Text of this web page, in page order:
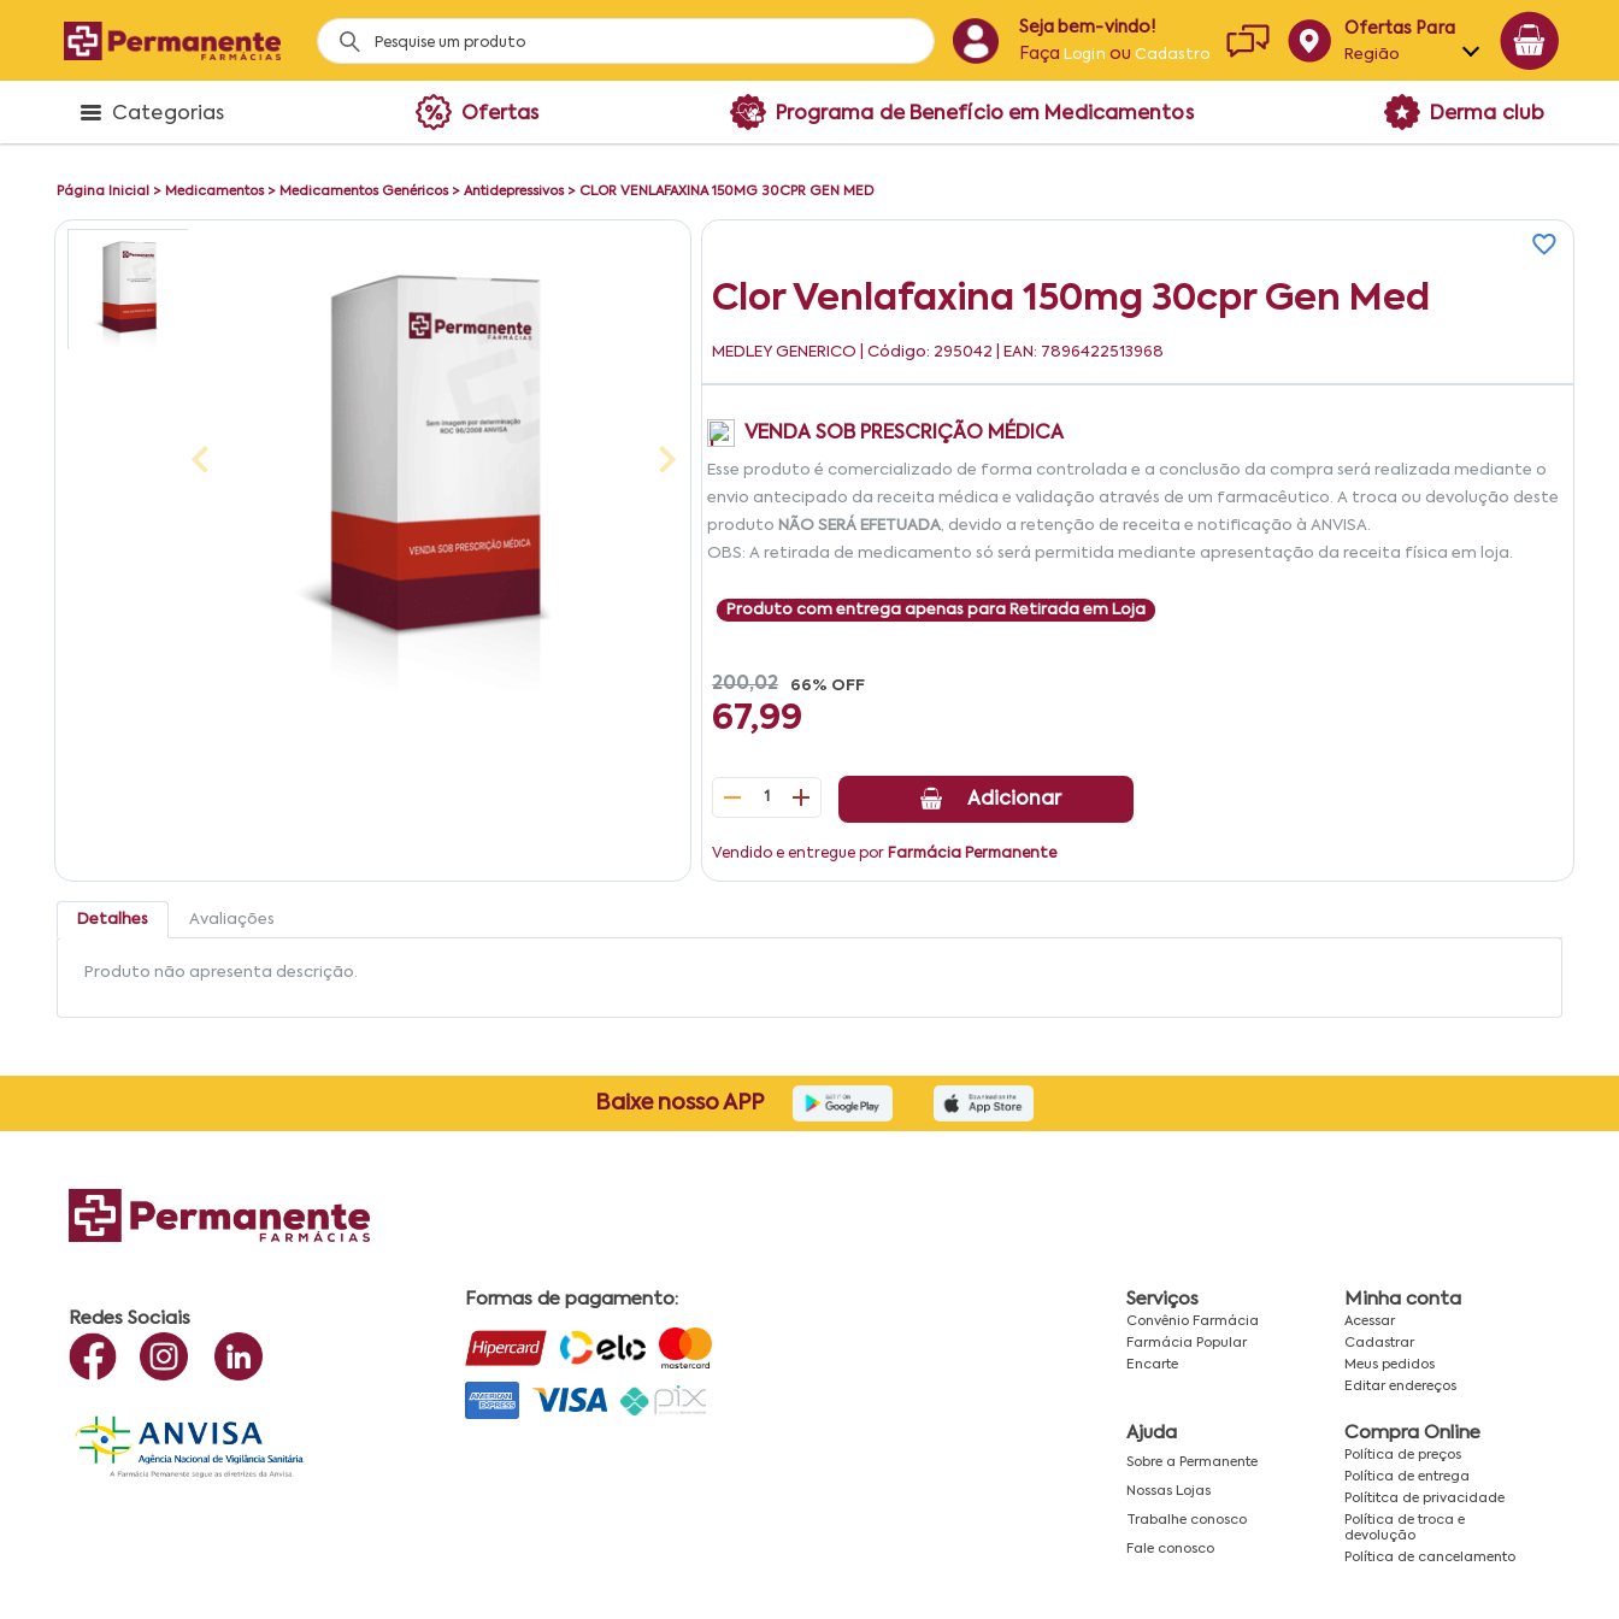
Seja bem-vindo!
Faça Login ouCadastro
Ofertas Para
Região
Alagoas
Categorias Ofertas Programa de Benefício em Medicamentos Derma club
Página Inicial > Medicamentos> Medicamentos Genéricos> Antidepressivos> CLOR VENLAFAXINA 150MG 30CPR GEN MED
Clor Venlafaxina 150mg 30cpr Gen Med
MEDLEY GENERICO | Código: 295042 | EAN: 7896422513968
VENDA SOB PRESCRIÇÃO MÉDICA
Esse produto é comercializado de forma controlada e a conclusão da compra será realizada mediante o
envio antecipado da receita médica e validação através de um farmacêutico. A troca ou devolução deste
produto NÃO SERÁ EFETUADA, devido a retenção de receita e notificação à ANVISA.
OBS: A retirada de medicamento só será permitida mediante apresentação da receita física em loja.
Produto com entrega apenas para Retirada em Loja
200,02 66% OFF
67,99
1 Adicionar
Vendido e entregue por Farmácia Permanente
Detalhes Avaliações
Produto não apresenta descrição.
Baixe nosso APP
Redes Sociais
Formas de pagamento: Serviços
Convênio Farmácia
Farmácia Popular
Encarte
Minha conta
Acessar
Cadastrar
Meus pedidos
Editar endereços
Ajuda
Sobre a Permanente
Nossas Lojas
Trabalhe conosco
Fale conosco
Compra Online
Política de preços
Política de entrega
Polítitca de privacidade
Política de troca e
devolução
Política de cancelamento